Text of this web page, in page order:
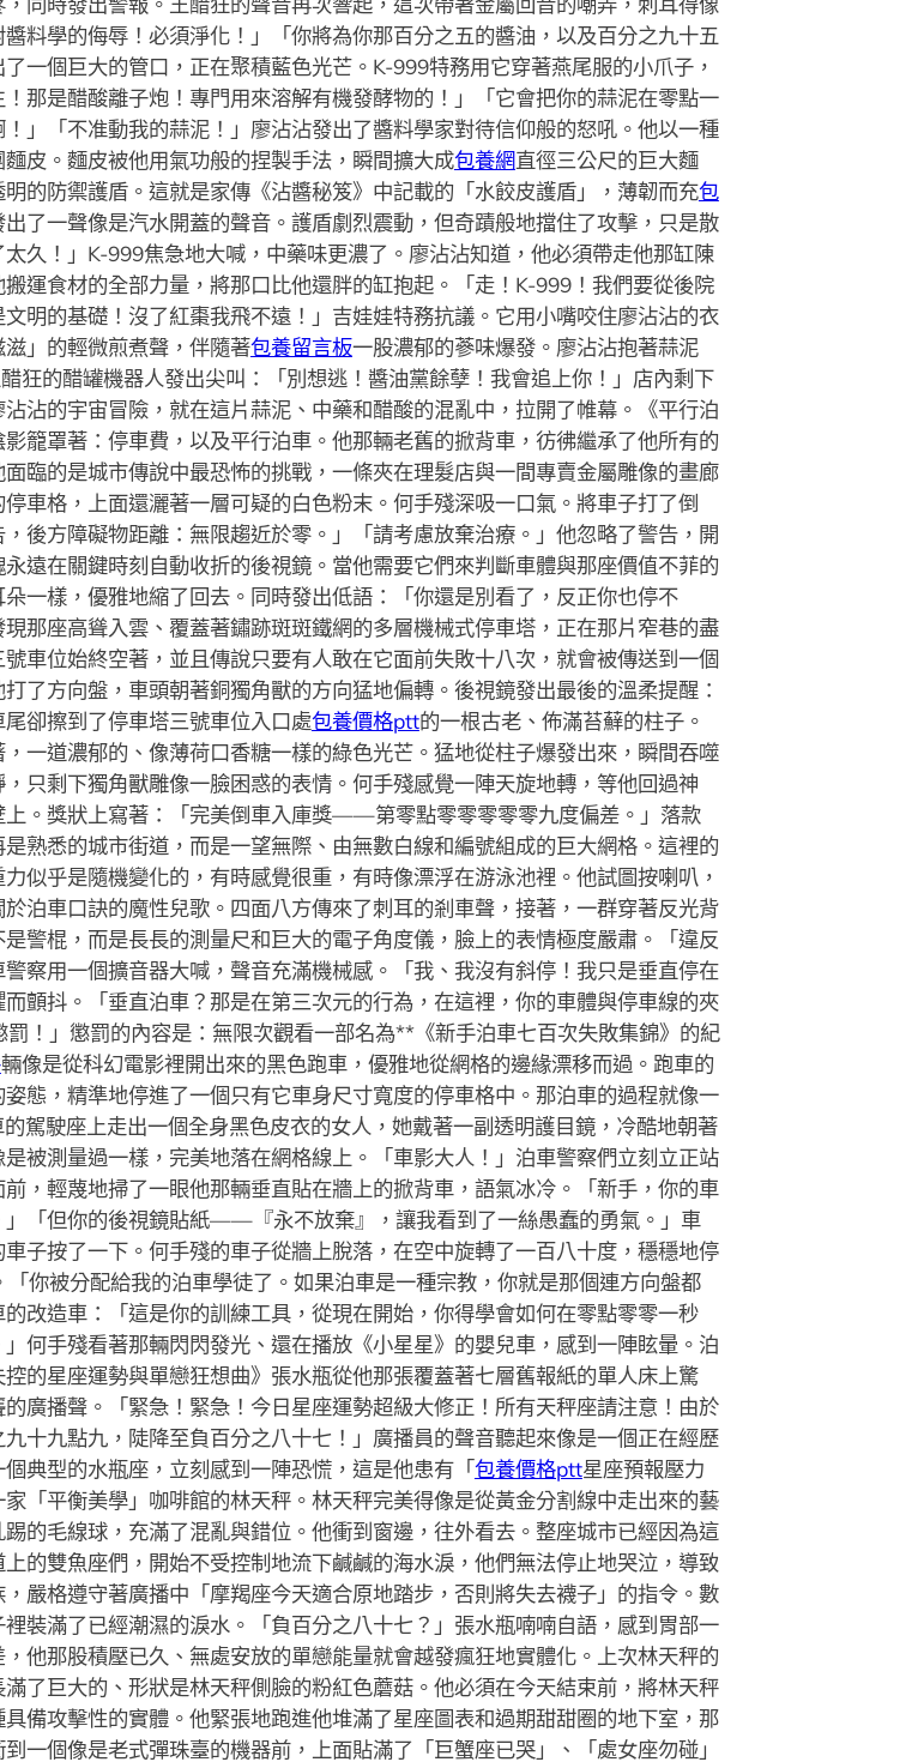
料學的侮辱！必須淨化！」「你將為你那百分之五的醬油，以及百分之九十五
一個巨大的管口，正在聚積藍色光芒。K-999特務用它穿著燕尾服的小爪子，
那是醋酸離子炮！專門用來溶解有機發酵物的！」「它會把你的蒜泥在零點一
」「不准動我的蒜泥！」廖沾沾發出了醬料學家對待信仰般的怒吼。他以一種
皮。麵皮被他用氣功般的捏製手法，瞬間擴大成包養網直徑三公尺的巨大麵
的防禦護盾。這就是家傳《沾醬秘笈》中記載的「水餃皮護盾」，薄韌而充包
了一聲像是汽水開蓋的聲音。護盾劇烈震動，但奇蹟般地擋住了攻擊，只是散
久！」K-999焦急地大喊，中藥味更濃了。廖沾沾知道，他必須帶走他那缸陳
運食材的全部力量，將那口比他還胖的缸抱起。「走！K-999！我們要從後院
明的基礎！沒了紅棗我飛不遠！」吉娃娃特務抗議。它用小嘴咬住廖沾沾的衣
」的輕微煎煮聲，伴隨著包養留言板一股濃郁的蔘味爆發。廖沾沾抱著蒜泥
狂的醋罐機器人發出尖叫：「別想逃！醬油黨餘孽！我會追上你！」店內剩下
沾的宇宙冒險，就在這片蒜泥、中藥和醋酸的混亂中，拉開了帷幕。《平行泊
籠罩著：停車費，以及平行泊車。他那輛老舊的掀背車，彷彿繼承了他所有的
臨的是城市傳說中最恐怖的挑戰，一條夾在理髮店與一間專賣金屬雕像的畫廊
車格，上面還灑著一層可疑的白色粉末。何手殘深吸一口氣。將車子打了倒
後方障礙物距離：無限趨近於零。」「請考慮放棄治療。」他忽略了警告，開
遠在關鍵時刻自動收折的後視鏡。當他需要它們來判斷車體與那座價值不菲的
一樣，優雅地縮了回去。同時發出低語：「你還是別看了，反正你也停不
那座高聳入雲、覆蓋著鏽跡斑斑鐵網的多層機械式停車塔，正在那片窄巷的盡
車位始終空著，並且傳說只要有人敢在它面前失敗十八次，就會被傳送到一個
了方向盤，車頭朝著銅獨角獸的方向猛地偏轉。後視鏡發出最後的溫柔提醒：
卻擦到了停車塔三號車位入口處包養價格ptt的一根古老、佈滿苔蘚的柱子。
一道濃郁的、像薄荷口香糖一樣的綠色光芒。猛地從柱子爆發出來，瞬間吞噬
只剩下獨角獸雕像一臉困惑的表情。何手殘感覺一陣天旋地轉，等他回過神
。獎狀上寫著：「完美倒車入庫獎——第零點零零零零零九度偏差。」落款
熟悉的城市街道，而是一望無際、由無數白線和編號組成的巨大網格。這裡的
似乎是隨機變化的，有時感覺很重，有時像漂浮在游泳池裡。他試圖按喇叭，
泊車口訣的魔性兒歌。四面八方傳來了刺耳的剎車聲，接著，一群穿著反光背
警棍，而是長長的測量尺和巨大的電子角度儀，臉上的表情極度嚴肅。「違反
察用一個擴音器大喊，聲音充滿機械感。「我、我沒有斜停！我只是垂直停在
顫抖。「垂直泊車？那是在第三次元的行為，在這裡，你的車體與停車線的夾
！」懲罰的內容是：無限次觀看一部名為**《新手泊車七百次失敗集錦》的紀
輛像是從科幻電影裡開出來的黑色跑車，優雅地從網格的邊緣漂移而過。跑車的
態，精準地停進了一個只有它車身尺寸寬度的停車格中。那泊車的過程就像一
駕駛座上走出一個全身黑色皮衣的女人，她戴著一副透明護目鏡，冷酷地朝著
被測量過一樣，完美地落在網格線上。「車影大人！」泊車警察們立刻立正站
，輕蔑地掃了一眼他那輛垂直貼在牆上的掀背車，語氣冰冷。「新手，你的車
「但你的後視鏡貼紙——『永不放棄』，讓我看到了一絲愚蠢的勇氣。」車
子按了一下。何手殘的車子從牆上脫落，在空中旋轉了一百八十度，穩穩地停
你被分配給我的泊車學徒了。如果泊車是一種宗教，你就是那個連方向盤都
改造車：「這是你的訓練工具，從現在開始，你得學會如何在零點零零一秒
何手殘看著那輛閃閃發光、還在播放《小星星》的嬰兒車，感到一陣眩暈。泊
的星座運勢與單戀狂想曲》張水瓶從他那張覆蓋著七層舊報紙的單人床上驚
廣播聲。「緊急！緊急！今日星座運勢超級大修正！所有天秤座請注意！由於
十九點九，陡降至負百分之八十七！」廣播員的聲音聽起來像是一個正在經歷
典型的水瓶座，立刻感到一陣恐慌，這是他患有「包養價格ptt星座預報壓力
「平衡美學」咖啡館的林天秤。林天秤完美得像是從黃金分割線中走出來的藝
的毛線球，充滿了混亂與錯位。他衝到窗邊，往外看去。整座城市已經因為這
的雙魚座們，開始不受控制地流下鹹鹹的海水淚，他們無法停止地哭泣，導致
嚴格遵守著廣播中「摩羯座今天適合原地踏步，否則將失去襪子」的指令。數
裝滿了已經潮濕的淚水。「負百分之八十七？」張水瓶喃喃自語，感到胃部一
他那股積壓已久、無處安放的單戀能量就會越發瘋狂地實體化。上次林天秤的
了巨大的、形狀是林天秤側臉的粉紅色蘑菇。他必須在今天結束前，將林天秤
備攻擊性的實體。他緊張地跑進他堆滿了星座圖表和過期甜甜圈的地下室，那
一個像是老式彈珠臺的機器前，上面貼滿了「巨蟹座已哭」、「處女座勿碰」